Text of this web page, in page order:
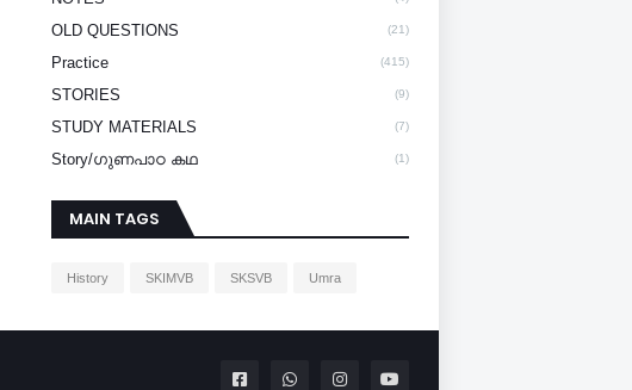
OLD QUESTIONS (21)
Practice (415)
STORIES (9)
STUDY MATERIALS (7)
Story/ഗുണപാഠ കഥ (1)
MAIN TAGS
History SKIMVB SKSVB Umra